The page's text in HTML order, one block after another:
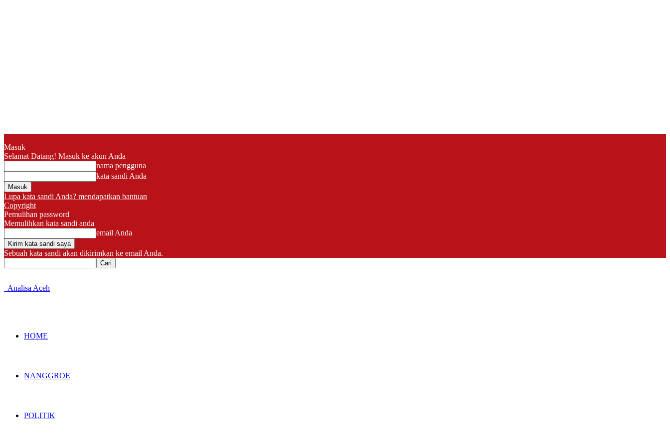
Masuk
Selamat Datang! Masuk ke akun Anda
nama pengguna
kata sandi Anda
Lupa kata sandi Anda? mendapatkan bantuan
Copyright
Pemulihan password
Memulihkan kata sandi anda
email Anda
Sebuah kata sandi akan dikirimkan ke email Anda.
Analisa Aceh
HOME
NANGGROE
POLITIK